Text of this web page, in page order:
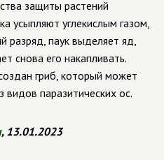
защиты растений
усыпляют углекислым газом,
разряд, паук выделяет яд,
снова его накапливать.
гриб, который может
паразитических ос.
, 13.01.2023